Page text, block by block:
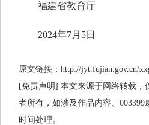
福建省教育厅
2024年7月5日
原文链接：http://jyt.fujian.gov.cn/
[免责声明] 本文来源于网络转载，
者所有，如涉及作品内容、
时间处理。